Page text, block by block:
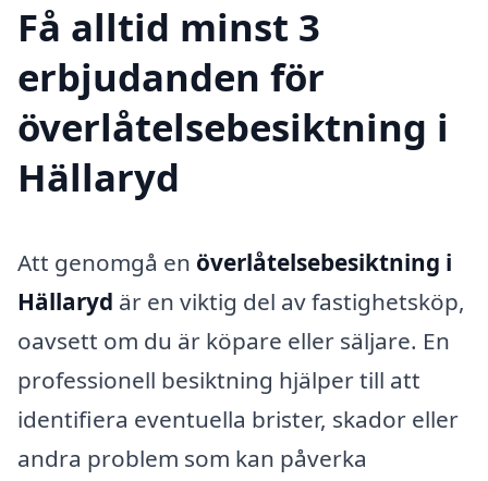
Få alltid minst 3
erbjudanden för
överlåtelsebesiktning i
Hällaryd
Att genomgå en överlåtelsebesiktning i
Hällaryd är en viktig del av fastighetsköp,
oavsett om du är köpare eller säljare. En
professionell besiktning hjälper till att
identifiera eventuella brister, skador eller
andra problem som kan påverka